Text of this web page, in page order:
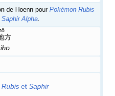
de Hoenn pour Pokémon Rubis
Saphir Alpha.
方
et Saphir